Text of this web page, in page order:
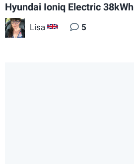
Hyundai Ioniq Electric 38kWh
Lisa GB 5